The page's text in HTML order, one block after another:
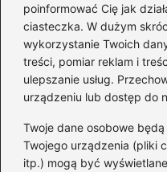
poinformować Cię jak
ciasteczka. W dużym
wykorzystanie Twoich
treści, pomiar reklam i
ulepszanie usług.
urządzeniu lub dostęp do
Twoje dane osobowe
Twojego urządzenia (pliki
itp.) mogą być
Powiązane wpisy:
Odkryj
który utrzyma
stanie przez
Odkryj magię
lakierem do